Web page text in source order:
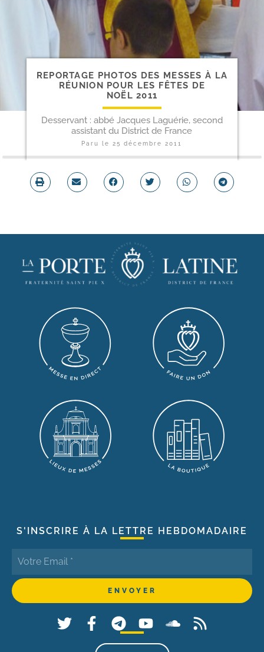
REPORTAGE PHOTOS DES MESSES À LA
RÉUNION POUR LES FÊTES DE
NOËL 2011
Desservant : abbé Jacques Laguérie, second
assistant du District de France
Paru le25 décembre 2011
S'INSCRIRE À LA LETTRE HEBDOMADAIRE